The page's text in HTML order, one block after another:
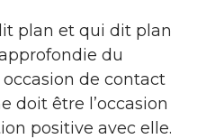
plan et qui dit plan
du
de contact
doit être l’occasion
positive avec elle.